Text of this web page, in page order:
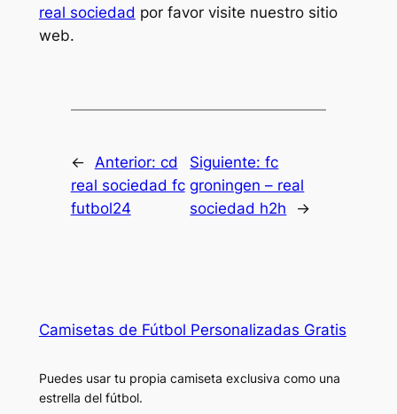
real sociedad por favor visite nuestro sitio
web.
← Anterior: cd
real sociedad fc
futbol24
Siguiente:fc
groningen – real
sociedad h2h
→
Camisetas de Fútbol Personalizadas Gratis
Puedes usar tu propia camiseta exclusiva como una
estrella del fútbol.